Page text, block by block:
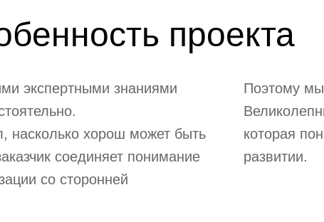
проекта
экспертными знаниями
насколько хорош может быть
соединяет понимание
со сторонней
Поэтому
которая
развитии.